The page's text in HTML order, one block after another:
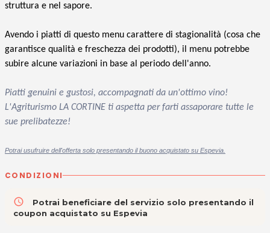
struttura e nel sapore.
Avendo i piatti di questo menu carattere di stagionalità (cosa che
garantisce qualità e freschezza dei prodotti), il menu potrebbe
subire alcune variazioni in base al periodo dell'anno.
Piatti genuini e gustosi, accompagnati da un'ottimo vino!
L'Agriturismo LA CORTINE ti aspetta per farti assaporare tutte le
sue prelibatezze!
Potrai usufruire dell'offerta solo presentando il buono acquistato su Espevia.
CONDIZIONI
access_time
Potrai beneficiare del servizio solo presentando il
coupon acquistato su Espevia